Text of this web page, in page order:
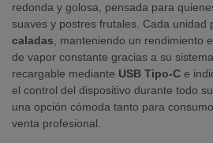
redonda y golosa, pensada para
suaves y postres frutales. Cada unidad
caladas , manteniendo un rendimiento
de vapor constante gracias a su sistema
recargable mediante USB Tipo-C e
el control del dispositivo durante todo
una opción cómoda tanto para
venta profesional.